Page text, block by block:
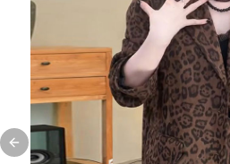
Previous slide